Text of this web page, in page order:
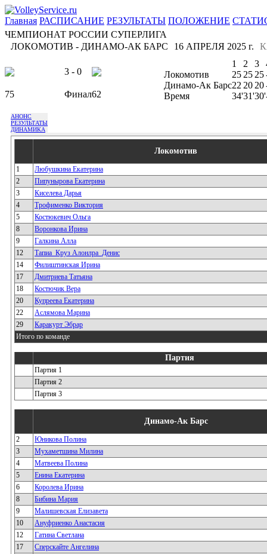
Главная РАСПИСАНИЕ РЕЗУЛЬТАТЫ ПОЛОЖЕНИЕ
ЧЕМПИОНАТ РОССИИ СУПЕРЛИГА
ЛОКОМОТИВ - ДИНАМО-АК БАРС
16 АПРЕЛЯ 2025 г.
3 - 0
75 Финал62
1 2 3
Локомотив
25 25 25
Динамо-Ак Барс22 20 20
Время
34'31'30'
АНОНС
РЕЗУЛЬТАТЫ
ДИНАМИКА
Локомотив
1
Любушкина Екатерина
2
Пипунырова Екатерина
3
Киселева Дарья
4
Трофименко Виктория
5
Костюкевич Ольга
8
Воронкова Ирина
9
Галкина Алла
12
Тапиа_Круз Алонлра_Денис
14
Филиштинская Ирина
17
Дмитриева Татьяна
18
Костючик Вера
20
Купреева Екатерина
22
Аслямова Марина
29
Каракурт Эбрар
Итого по команде
Партия
Партия 1
Партия 2
Партия 3
Динамо-Ак Барс
2
Юникова Полина
3
Мухаметшина Милина
4
Матвеева Полина
5
Енина Екатерина
6
Королева Ирина
8
Бибина Мария
9
Малишевская Елизавета
10
Ануфриенко Анастасия
12
Гатина Светлана
17
Сперскайте Ангелина